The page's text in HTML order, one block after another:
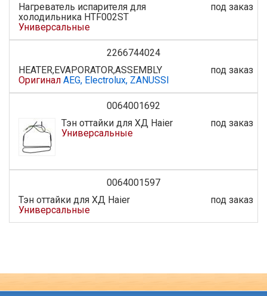
Нагреватель испарителя для
холодильника HTF002ST
Универсальные
под заказ
2266744024
HEATER,EVAPORATOR,ASSEMBLY
Оригинал AEG, Electrolux, ZANUSSI
под заказ
0064001692
Тэн оттайки для ХД Haier
Универсальные
под заказ
0064001597
Тэн оттайки для ХД Haier
Универсальные
под заказ